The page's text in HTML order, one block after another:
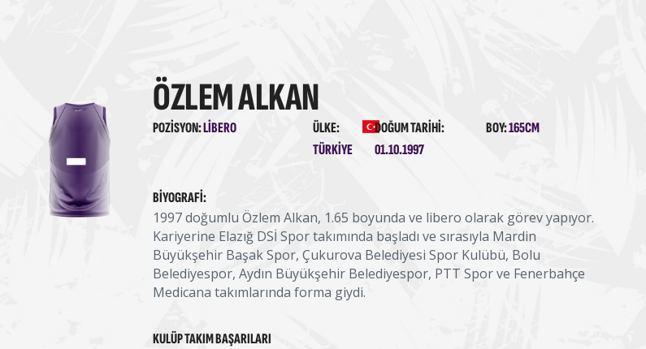
-
ÖZLEM ALKAN
POZISYON:LIBERO
ÜLKE:
TÜRKIYE
DOĞUM TARIHI:
01.10.1997
BOY:165CM
BIYOGRAFI:
1997 doğumlu Özlem Alkan, 1.65 boyunda ve libero olarak görev yapıyor.
Kariyerine Elazığ DSİ Spor takımında başladı ve sırasıyla Mardin
Büyükşehir Başak Spor, Çukurova Belediyesi Spor Kulübü, Bolu
Belediyespor, Aydın Büyükşehir Belediyespor, PTT Spor ve Fenerbahçe
Medicana takımlarında forma giydi.
KULÜP TAKIM BAŞARILARI